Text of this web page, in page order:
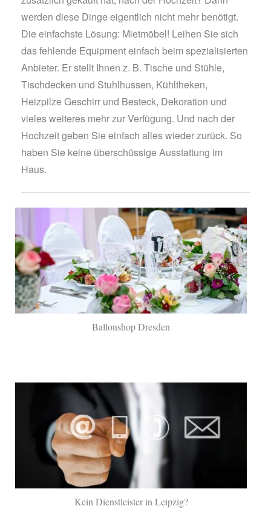
werden diese Dinge eigentlich nicht mehr benötigt.
Die einfachste Lösung: Mietmöbel! Leihen Sie sich
das fehlende Equipment einfach beim spezialisierten
Anbieter. Er stellt Ihnen z. B. Tische und Stühle,
Tischdecken und Stuhlhussen, Kühltheken,
Heizpilze Geschirr und Besteck, Dekoration und
vieles weiteres mehr zur Verfügung. Und nach der
Hochzeit geben Sie einfach alles wieder zurück. So
haben Sie keine überschüssige Ausstattung im
Haus.
Ballonshop Dresden
Kein Dienstleister in Leipzig?